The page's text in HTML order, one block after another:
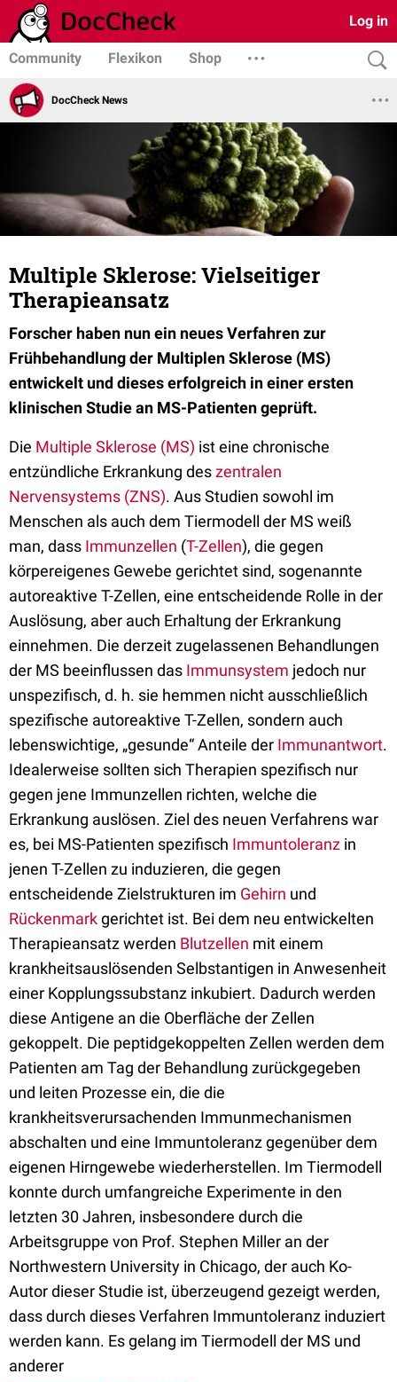
Log in
Community Flexikon Shop
DocCheck News
Multiple Sklerose: Vielseitiger
Therapieansatz
Forscher haben nun ein neues Verfahren zur
Frühbehandlung der Multiplen Sklerose (MS)
entwickelt und dieses erfolgreich in einer ersten
klinischen Studie an MS-Patienten geprüft.
Die Multiple Sklerose (MS) ist eine chronische
entzündliche Erkrankung deszentralen
Nervensystems (ZNS). Aus Studien sowohl im
Menschen als auch dem Tiermodell der MS weiß
man, dass Immunzellen (T-Zellen), die gegen
körpereigenes Gewebe gerichtet sind, sogenannte
autoreaktive T-Zellen, eine entscheidende Rolle in der
Auslösung, aber auch Erhaltung der Erkrankung
einnehmen. Die derzeit zugelassenen Behandlungen
der MS beeinflussen das Immunsystem jedoch nur
unspezifisch, d. h. sie hemmen nicht ausschließlich
spezifische autoreaktive T-Zellen, sondern auch
lebenswichtige, „gesunde“ Anteile der Immunantwort.
Idealerweise sollten sich Therapien spezifisch nur
gegen jene Immunzellen richten, welche die
Erkrankung auslösen. Ziel des neuen Verfahrens war
es, bei MS-Patienten spezifisch Immuntoleranz in
jenen T-Zellen zu induzieren, die gegen
entscheidende Zielstrukturen im Gehirn und
Rückenmarkgerichtet ist. Bei dem neu entwickelten
Therapieansatz werden Blutzellen mit einem
krankheitsauslösenden Selbstantigen in Anwesenheit
einer Kopplungssubstanz inkubiert. Dadurch werden
diese Antigene an die Oberfläche der Zellen
gekoppelt. Die peptidgekoppelten Zellen werden dem
Patienten am Tag der Behandlung zurückgegeben
und leiten Prozesse ein, die die
krankheitsverursachenden Immunmechanismen
abschalten und eine Immuntoleranz gegenüber dem
eigenen Hirngewebe wiederherstellen. Im Tiermodell
konnte durch umfangreiche Experimente in den
letzten 30 Jahren, insbesondere durch die
Arbeitsgruppe von Prof. Stephen Miller an der
Northwestern University in Chicago, der auch Ko-
Autor dieser Studie ist, überzeugend gezeigt werden,
dass durch dieses Verfahren Immuntoleranz induziert
werden kann. Es gelang im Tiermodell der MS und
anderer